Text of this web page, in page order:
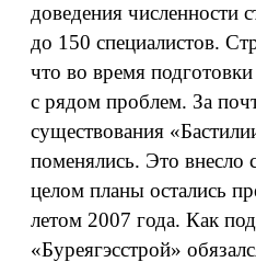
доведения численности
до 150 специалистов.
что во время
с рядом проблем. За
существования
поменялись. Это внесло
целом планы остались
летом 2007 года. Как
«Буреягэсстрой»